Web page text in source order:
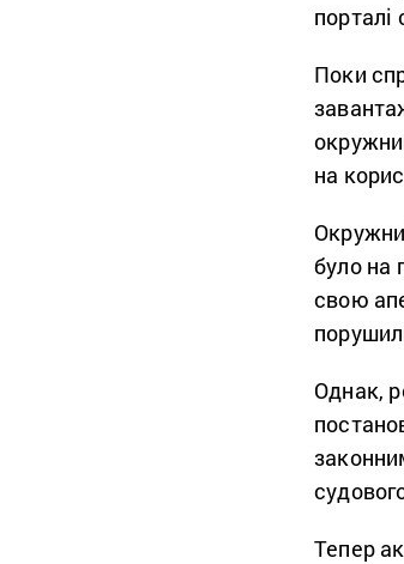
порталі
Поки
на
було на
свою
Однак,
Тепер